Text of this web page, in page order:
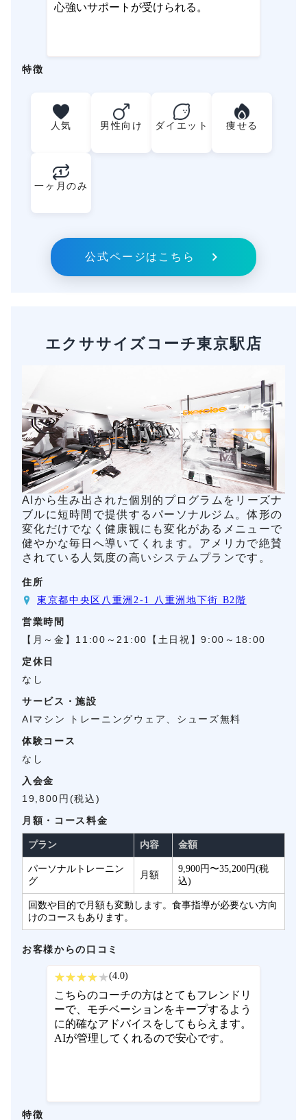
心強いサポートが受けられる。
特徴
人気 男性向け ダイエット 痩せる
一ヶ月のみ
公式ページはこちら
エクササイズコーチ東京駅店
AIから生み出された個別的プログラムをリーズナ
ブルに短時間で提供するパーソナルジム。体形の
変化だけでなく健康観にも変化があるメニューで
健やかな毎日へ導いてくれます。アメリカで絶賛
されている人気度の高いシステムプランです。
住所
東京都中央区八重洲2-1 八重洲地下街 B2階
営業時間
【月～金】11:00～21:00【土日祝】9:00～18:00
定休日
なし
サービス・施設
AIマシン トレーニングウェア、シューズ無料
体験コース
なし
入会金
19,800円(税込)
月額・コース料金
プラン 内容 金額
パーソナルトレーニン
グ
月額
9,900円〜35,200円(税
込)
回数や目的で月額も変動します。食事指導が必要ない方向
けのコースもあります。
お客様からの口コミ
(4.0)
こちらのコーチの方はとてもフレンドリ
ーで、モチベーションをキープするよう
に的確なアドバイスをしてもらえます。
AIが管理してくれるので安心です。
特徴